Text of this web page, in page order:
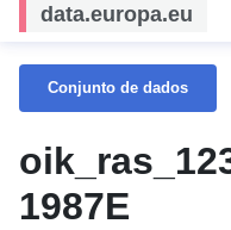
data.europa.eu
Conjunto de dados
1987E